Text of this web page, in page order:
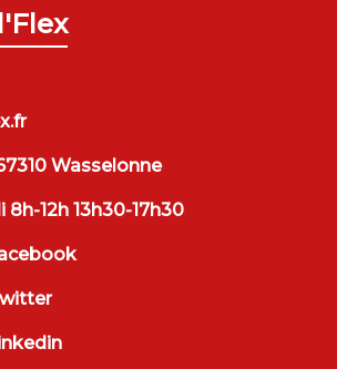
Wasselonne
12h 13h30-17h30